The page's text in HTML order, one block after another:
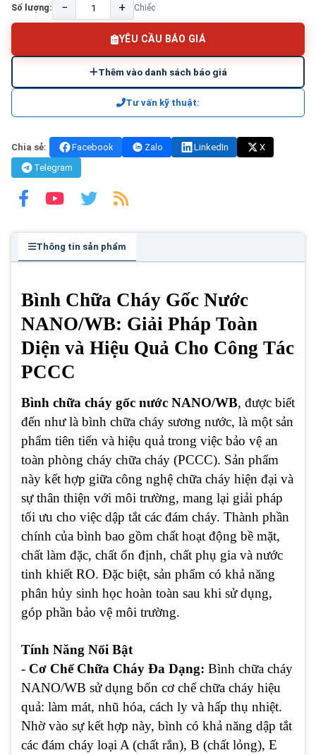
Số lượng: − + Chiếc
YÊU CẦU BÁO GIÁ
Thêm vào danh sách báo giá
Tư vấn kỹ thuật:
Chia sẻ: Facebook Zalo LinkedIn
X
Telegram
Thông tin sản phẩm
Bình Chữa Cháy Gốc Nước
NANO/WB: Giải Pháp Toàn
Diện và Hiệu Quả Cho Công Tác
PCCC
Bình chữa cháy gốc nước NANO/WB, được biết
đến như là bình chữa cháy sương nước, là một sản
phẩm tiên tiến và hiệu quả trong việc bảo vệ an
toàn phòng cháy chữa cháy (PCCC). Sản phẩm
này kết hợp giữa công nghệ chữa cháy hiện đại và
sự thân thiện với môi trường, mang lại giải pháp
tối ưu cho việc dập tắt các đám cháy. Thành phần
chính của bình bao gồm chất hoạt động bề mặt,
chất làm đặc, chất ổn định, chất phụ gia và nước
tinh khiết RO. Đặc biệt, sản phẩm có khả năng
phân hủy sinh học hoàn toàn sau khi sử dụng,
góp phần bảo vệ môi trường.
Tính Năng Nổi Bật
- Cơ Chế Chữa Cháy Đa Dạng: Bình chữa cháy
NANO/WB sử dụng bốn cơ chế chữa cháy hiệu
quả: làm mát, nhũ hóa, cách ly và hấp thụ nhiệt.
Nhờ vào sự kết hợp này, bình có khả năng dập tắt
các đám cháy loại A (chất rắn), B (chất lỏng), E